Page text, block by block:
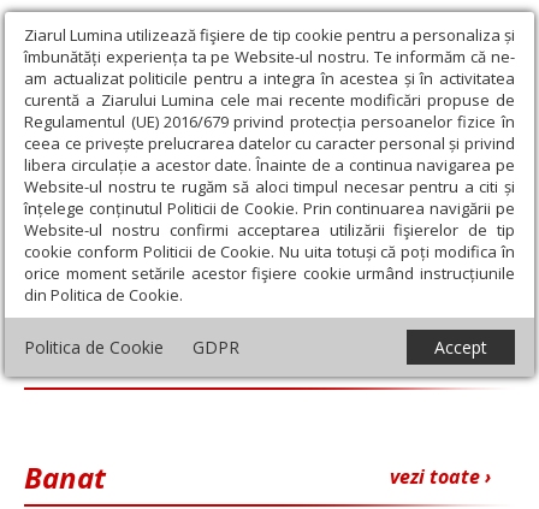
Ziarul Lumina utilizează fişiere de tip cookie pentru a personaliza și
îmbunătăți experiența ta pe Website-ul nostru. Te informăm că ne-
am actualizat politicile pentru a integra în acestea și în activitatea
curentă a Ziarului Lumina cele mai recente modificări propuse de
Regulamentul (UE) 2016/679 privind protecția persoanelor fizice în
ceea ce privește prelucrarea datelor cu caracter personal și privind
libera circulație a acestor date. Înainte de a continua navigarea pe
Website-ul nostru te rugăm să aloci timpul necesar pentru a citi și
înțelege conținutul Politicii de Cookie. Prin continuarea navigării pe
Website-ul nostru confirmi acceptarea utilizării fişierelor de tip
cookie conform Politicii de Cookie. Nu uita totuși că poți modifica în
orice moment setările acestor fişiere cookie urmând instrucțiunile
din Politica de Cookie.
Politica de Cookie GDPR Accept
Ziarul Lumina › Regionale
Regionale
vezi toate ›
Moldova
vezi toate ›
Banat